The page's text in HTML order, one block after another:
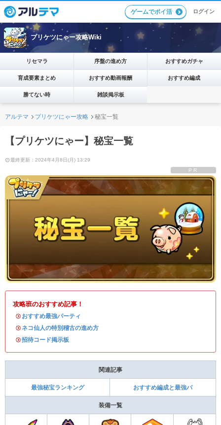
ゲームでポイ活 ログイン
プリケツにゃー攻略Wiki
リセマラ 序盤の進め方 おすすめガチャ
育成要素まとめ おすすめ動画報酬 おすすめ編成
勝てない時 雑談掲示板
アルテマ プリケツにゃー攻略 秘宝一覧
【プリケツにゃー】秘宝一覧
最終更新：2024年4月8日(月) 13:29
PR
攻略班のおすすめ記事！
・ おすすめ最強パーティ
・ネコ仙人の特別稽古の進め方
・招待コード掲示板
関連記事
最強秘宝ランキング おすすめ編成と最強パ
装備一覧